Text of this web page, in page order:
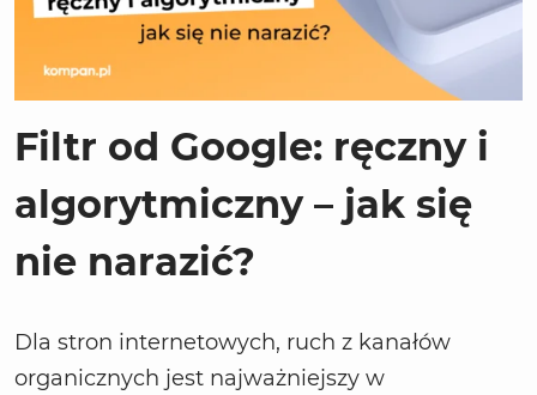
Filtr od Google: ręczny i
algorytmiczny – jak się
nie narazić?
Dla stron internetowych, ruch z kanałów
organicznych jest najważniejszy w